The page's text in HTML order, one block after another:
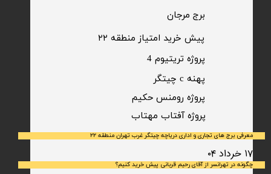
برج مرجان
معرفی برج های تجاری و اداری دریاچه چیتگر غرب تهران منطقه ۲۲
۱۷ خرداد ۰۴
چگونه در تهرانسر از آقای رحیم قربانی پیش خرید کنیم؟
پیش خرید امتیاز منطقه ۲۲​​​​​​​
​پروژه آفتاب مهتاب
پروژه رومنس حکیم
پهنه c چیتگر
پروژه تریتیوم 4